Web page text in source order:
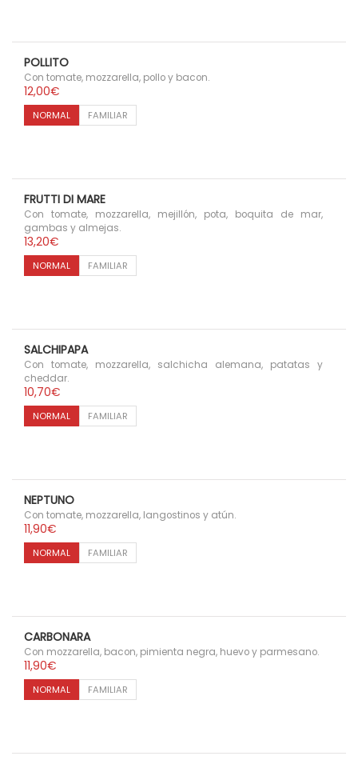
POLLITO
Con tomate, mozzarella, pollo y bacon.
12,00€
NORMAL FAMILIAR
FRUTTI DI MARE
Con tomate, mozzarella, mejillón, pota, boquita de mar,
gambas y almejas.
13,20€
NORMAL FAMILIAR
SALCHIPAPA
Con tomate, mozzarella, salchicha alemana, patatas y
cheddar.
10,70€
NORMAL FAMILIAR
NEPTUNO
Con tomate, mozzarella, langostinos y atún.
11,90€
NORMAL FAMILIAR
CARBONARA
Con mozzarella, bacon, pimienta negra, huevo y parmesano.
11,90€
NORMAL FAMILIAR